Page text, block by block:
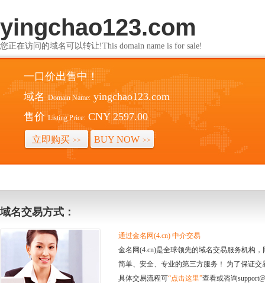
yingchao123.com
您正在访问的域名可以转让!This domain name is for sale!
一口价出售中！
域名 Domain Name: yingchao123.com
售价 Listing Price: CNY 2597.00
立即购买 >> BUY NOW >>
域名交易方式：
通过金名网(4.cn) 中介交易
金名网(4.cn)是全球领先的域名交易服务机构
简单、安全、专业的第三方服务！ 为了保证
具体交易流程可“点击这里”查看或咨询